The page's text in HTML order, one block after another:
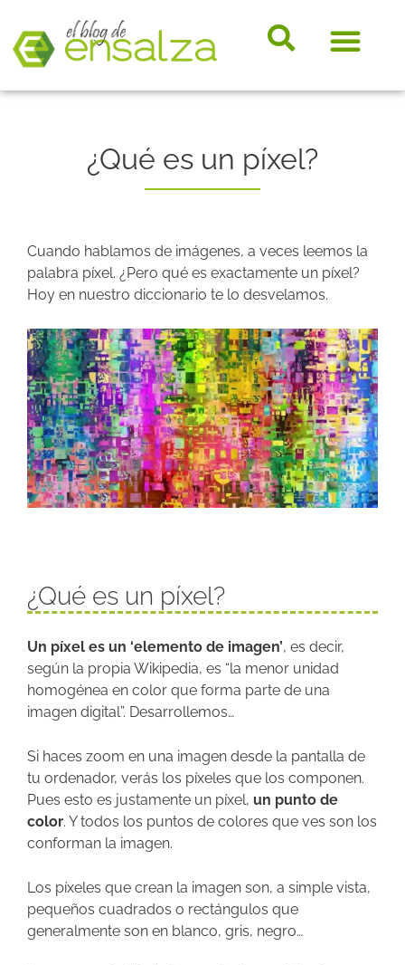
¿Qué es un píxel?
Cuando hablamos de imágenes, a veces leemos la
palabra píxel. ¿Pero qué es exactamente un píxel?
Hoy en nuestro diccionario te lo desvelamos.
¿Qué es un píxel?
Un píxel es un ‘elemento de imagen’, es decir,
según la propia Wikipedia, es “la menor unidad
homogénea en color que forma parte de una
imagen digital”. Desarrollemos…
Si haces zoom en una imagen desde la pantalla de
tu ordenador, verás los píxeles que los componen.
Pues esto es justamente un píxel, un punto de
color. Y todos los puntos de colores que ves son los
conforman la imagen.
Los píxeles que crean la imagen son, a simple vista,
pequeños cuadrados o rectángulos que
generalmente son en blanco, gris, negro…